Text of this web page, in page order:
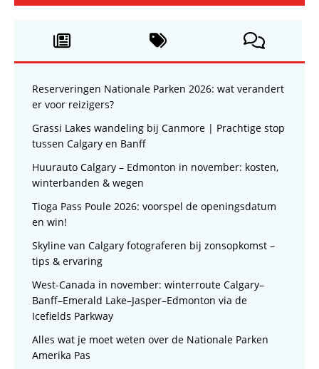
Reserveringen Nationale Parken 2026: wat verandert
er voor reizigers?
Grassi Lakes wandeling bij Canmore | Prachtige stop
tussen Calgary en Banff
Huurauto Calgary – Edmonton in november: kosten,
winterbanden & wegen
Tioga Pass Poule 2026: voorspel de openingsdatum
en win!
Skyline van Calgary fotograferen bij zonsopkomst –
tips & ervaring
West-Canada in november: winterroute Calgary–
Banff–Emerald Lake–Jasper–Edmonton via de
Icefields Parkway
Alles wat je moet weten over de Nationale Parken
Amerika Pas